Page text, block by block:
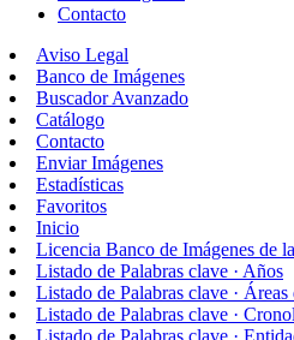
Contacto
Aviso Legal
Banco de Imágenes
Buscador Avanzado
Catálogo
Contacto
Enviar Imágenes
Estadísticas
Favoritos
Inicio
Licencia Banco de Imágenes de
Listado de Palabras clave · Años
Listado de Palabras clave ·
Listado de Palabras clave ·
Listado de Palabras clave ·